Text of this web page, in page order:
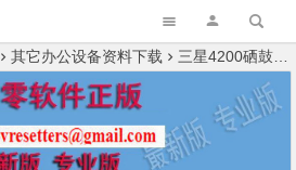
其它办公设备资料下载 三星4200硒鼓解密软件+图纸